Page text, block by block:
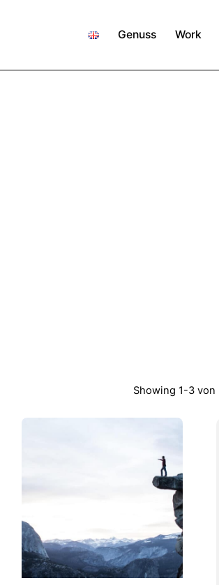
Genuss Work
Showing 1-3 von
Posted by
Patrick